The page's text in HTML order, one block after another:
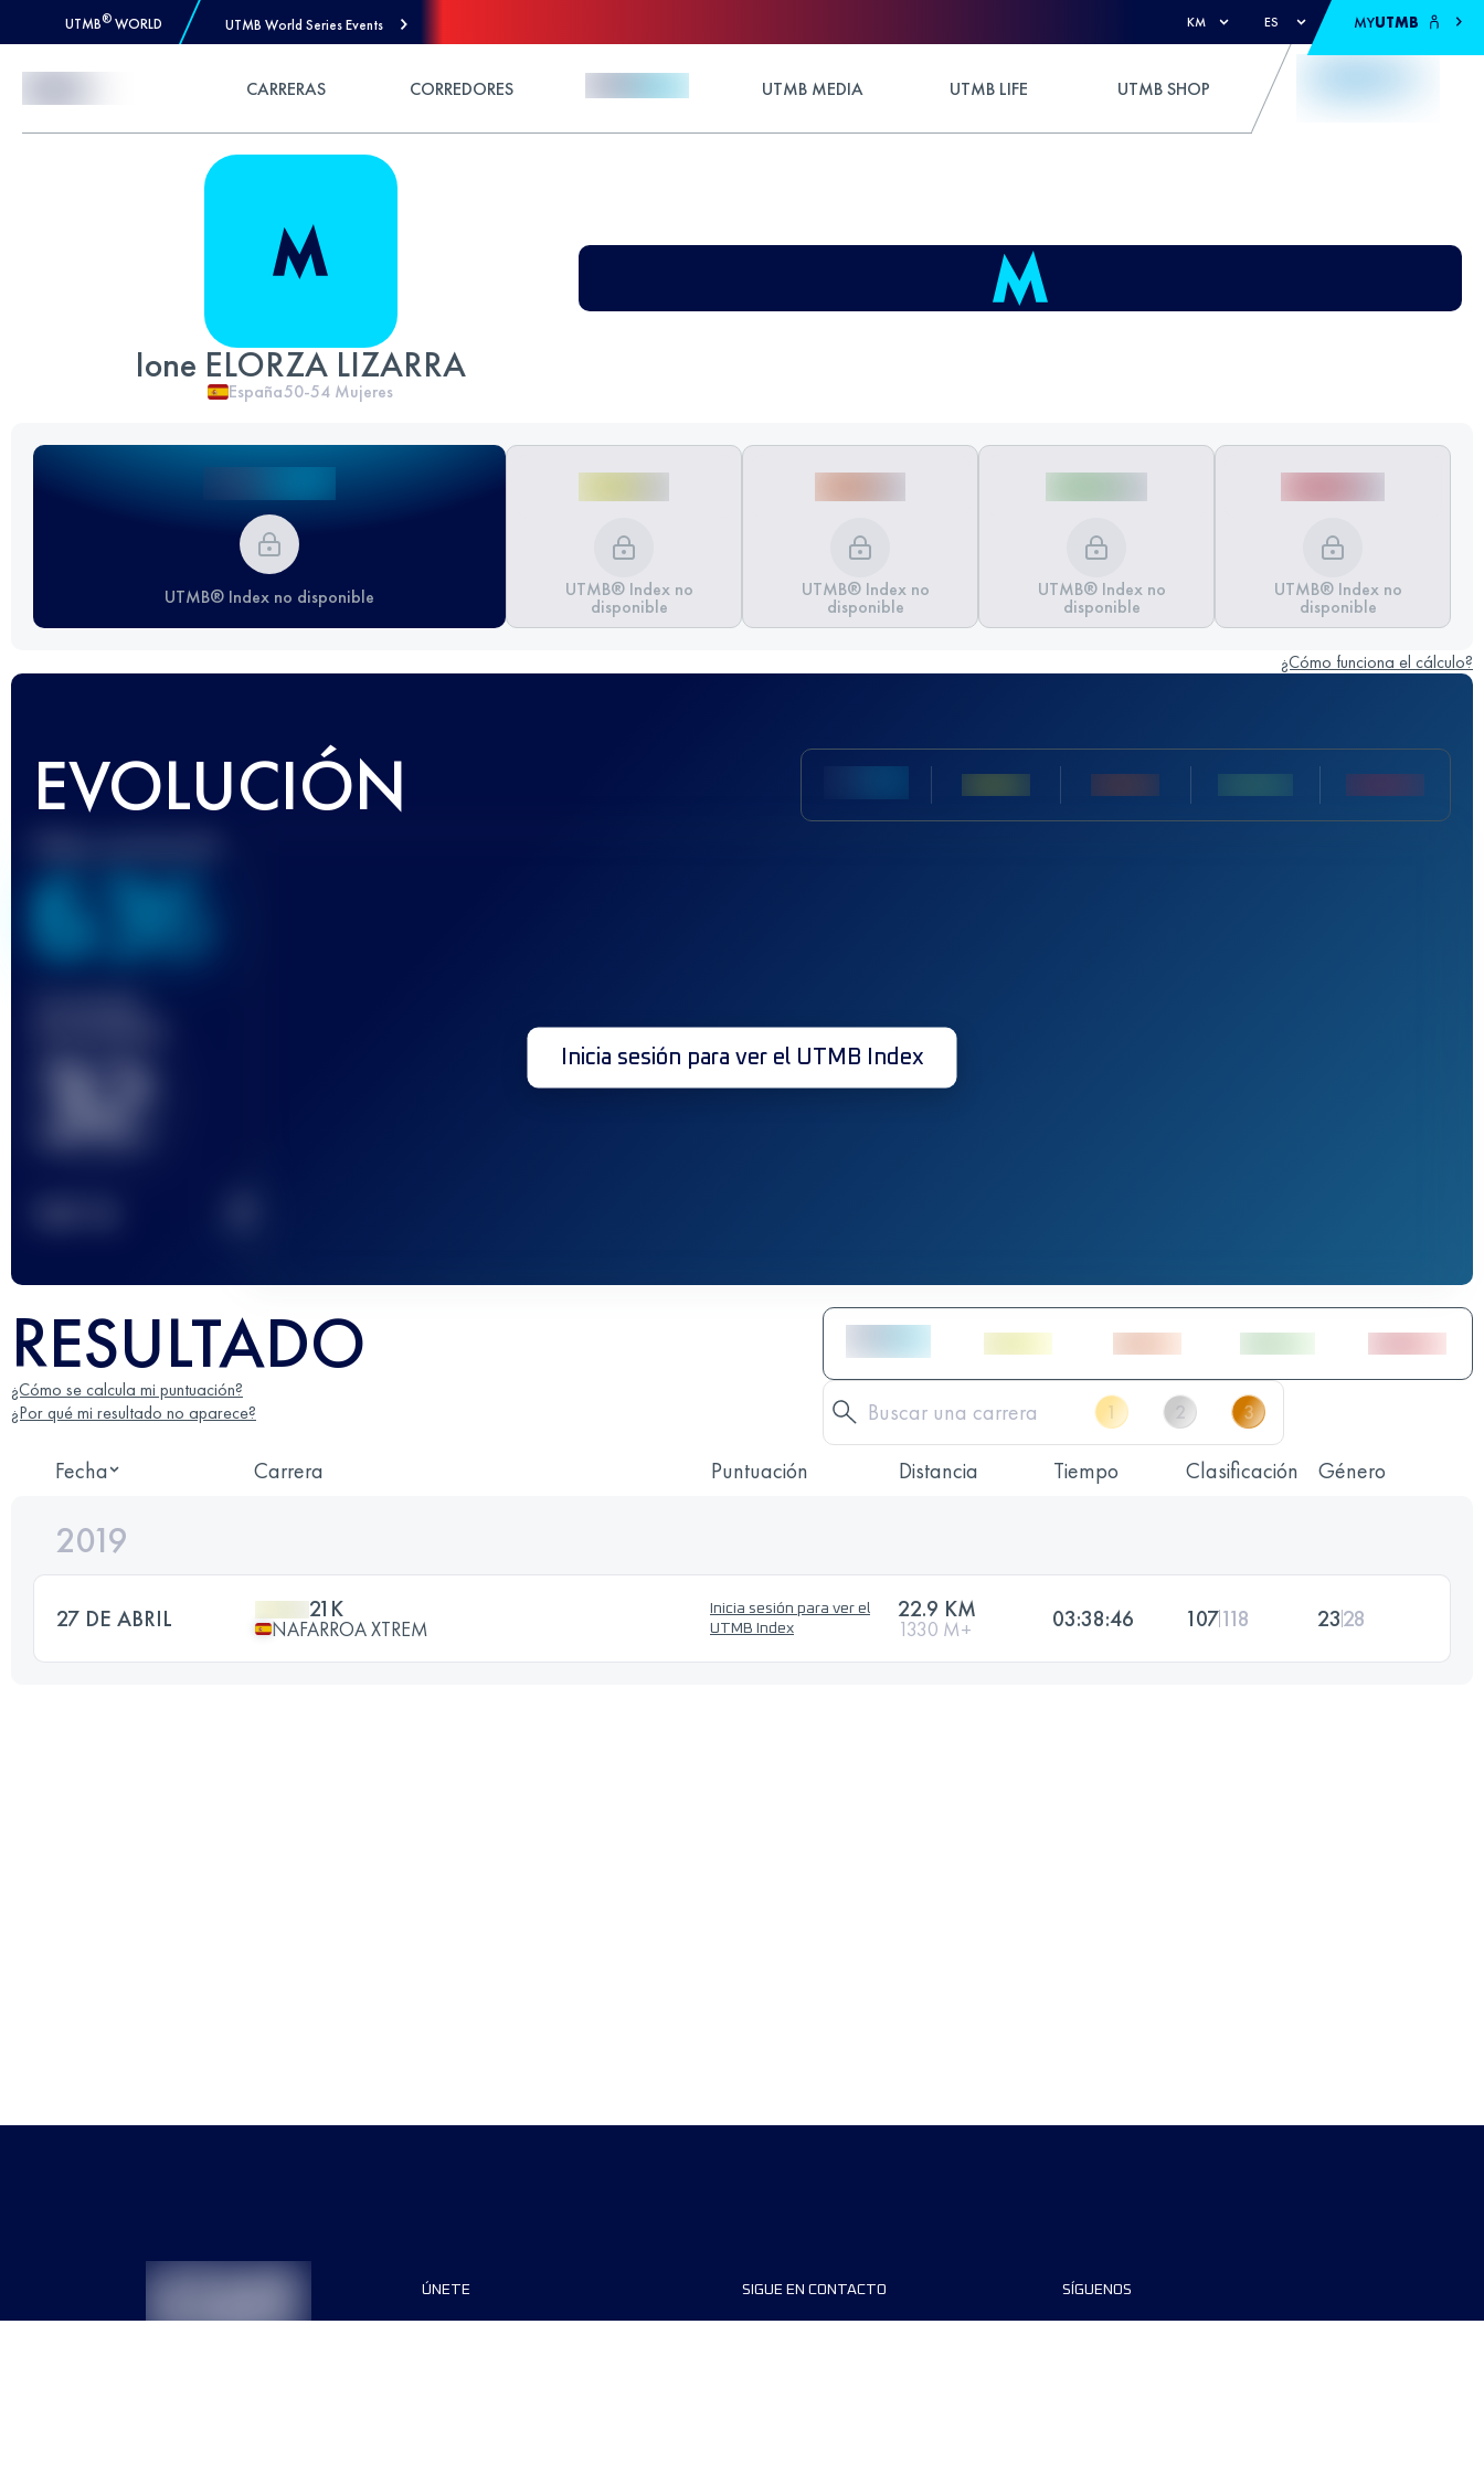
UTMB® WORLD UTMB World Series Events KM ES MYUTMB
CARRERAS CORREDORES UTMB MEDIA UTMB LIFE UTMB SHOP
Ione ELORZA LIZARRA
España50-54 Mujeres
UTMB® Index no disponible UTMB® Index no
disponible
UTMB® Index no
disponible
UTMB® Index no
disponible
UTMB® Index no
disponible
¿Cómo funciona el cálculo?
EVOLUCIÓN
636
32 Inicia sesión para ver el UTMB Index
RESULTADO
¿Cómo se calcula mi puntuación?
¿Por qué mi resultado no aparece?
Fecha Carrera Puntuación Distancia Tiempo Clasificación Género
2019
27 DE ABRIL 21K
NAFARROA XTREM
Inicia sesión para ver el
UTMB Index
22.9 KM
1330 M+ 03:38:46 107118 2328
ÚNETE SIGUE EN CONTACTO SÍGUENOS